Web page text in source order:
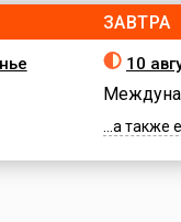
ЗАВТРА
10
...а